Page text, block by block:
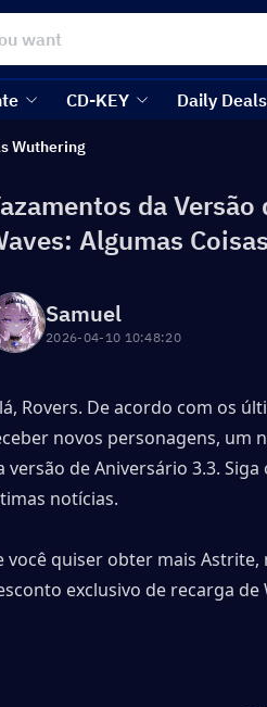
CD-KEY Daily Deals
Wuthering
da
Algumas
Samuel
2026-04-10 10:48:20
Rovers. De acordo com os
novos personagens, um
versão de Aniversário 3.3. Siga
notícias.
você quiser obter mais Astrite,
exclusivo de recarga de